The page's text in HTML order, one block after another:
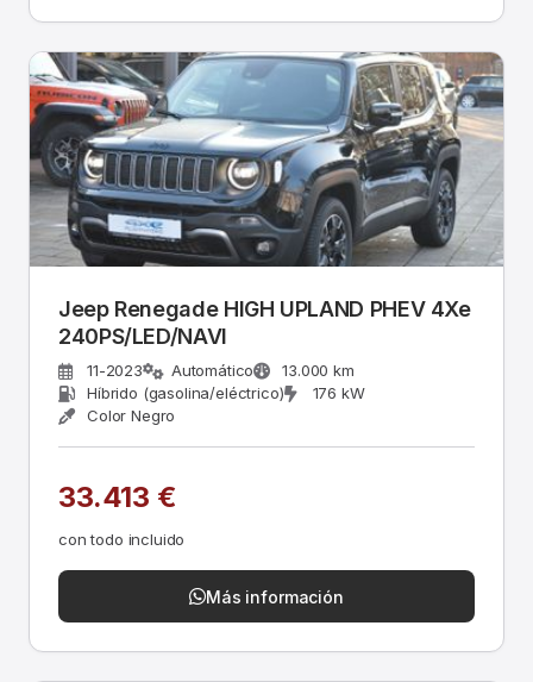
Jeep Renegade HIGH UPLAND PHEV 4Xe
240PS/LED/NAVI
11-2023 Automático
13.000 km
Híbrido (gasolina/eléctrico)
176 kW
Color Negro
33.413 €
con todo incluido
Más información